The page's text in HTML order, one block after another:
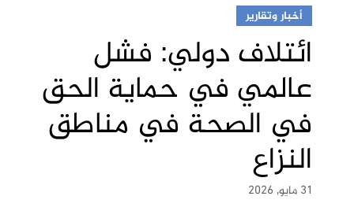
أخبار وتقارير
ائتلاف دولي: فشل
عالمي في حماية الحق
في الصحة في مناطق
النزاع
31 مايو, 2026